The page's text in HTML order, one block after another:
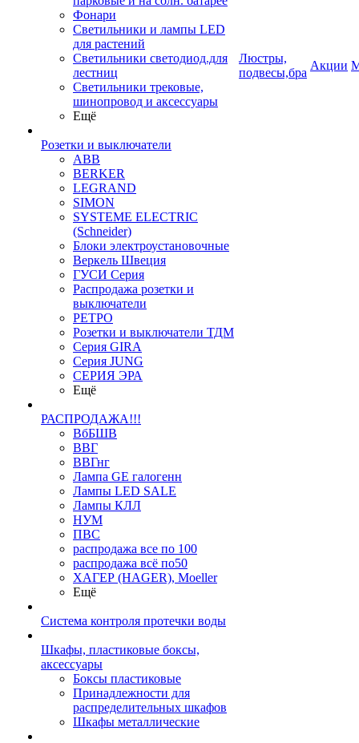
Фонари
Светильники и лампы LED
для растений
Светильники светодиод.для
лестниц
Светильники трековые,
шинопровод и аксессуары
Ещё
Розетки и выключатели
ABB
BERKER
LEGRAND
SIMON
SYSTEME ELECTRIC
(Schneider)
Блоки электроустановочные
Веркель Швеция
ГУСИ Серия
Распродажа розетки и
выключатели
РЕТРО
Розетки и выключатели ТДМ
Серия GIRA
Серия JUNG
СЕРИЯ ЭРА
Ещё
РАСПРОДАЖА!!!
ВбБШВ
ВВГ
ВВГнг
Лампа GE галогенн
Лампы LED SALE
Лампы КЛЛ
НУМ
ПВС
распродажа все по 100
распродажа всё по50
ХАГЕР (HAGER), Moeller
Ещё
Система контроля протечки воды
Шкафы, пластиковые боксы,
аксессуары
Боксы пластиковые
Принадлежности для
распределительных шкафов
Шкафы металлические
Люстры,
подвесы,бра
Акции